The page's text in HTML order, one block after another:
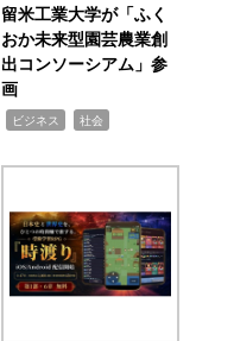
留米工業大学が「ふく
おか未来型園芸農業創
出コンソーシアム」参
画
ビジネス 社会